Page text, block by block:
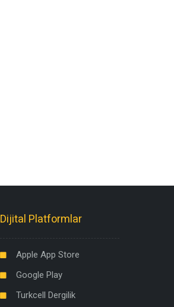
Dijital Platformlar
Apple App Store
Google Play
Turkcell Dergilik